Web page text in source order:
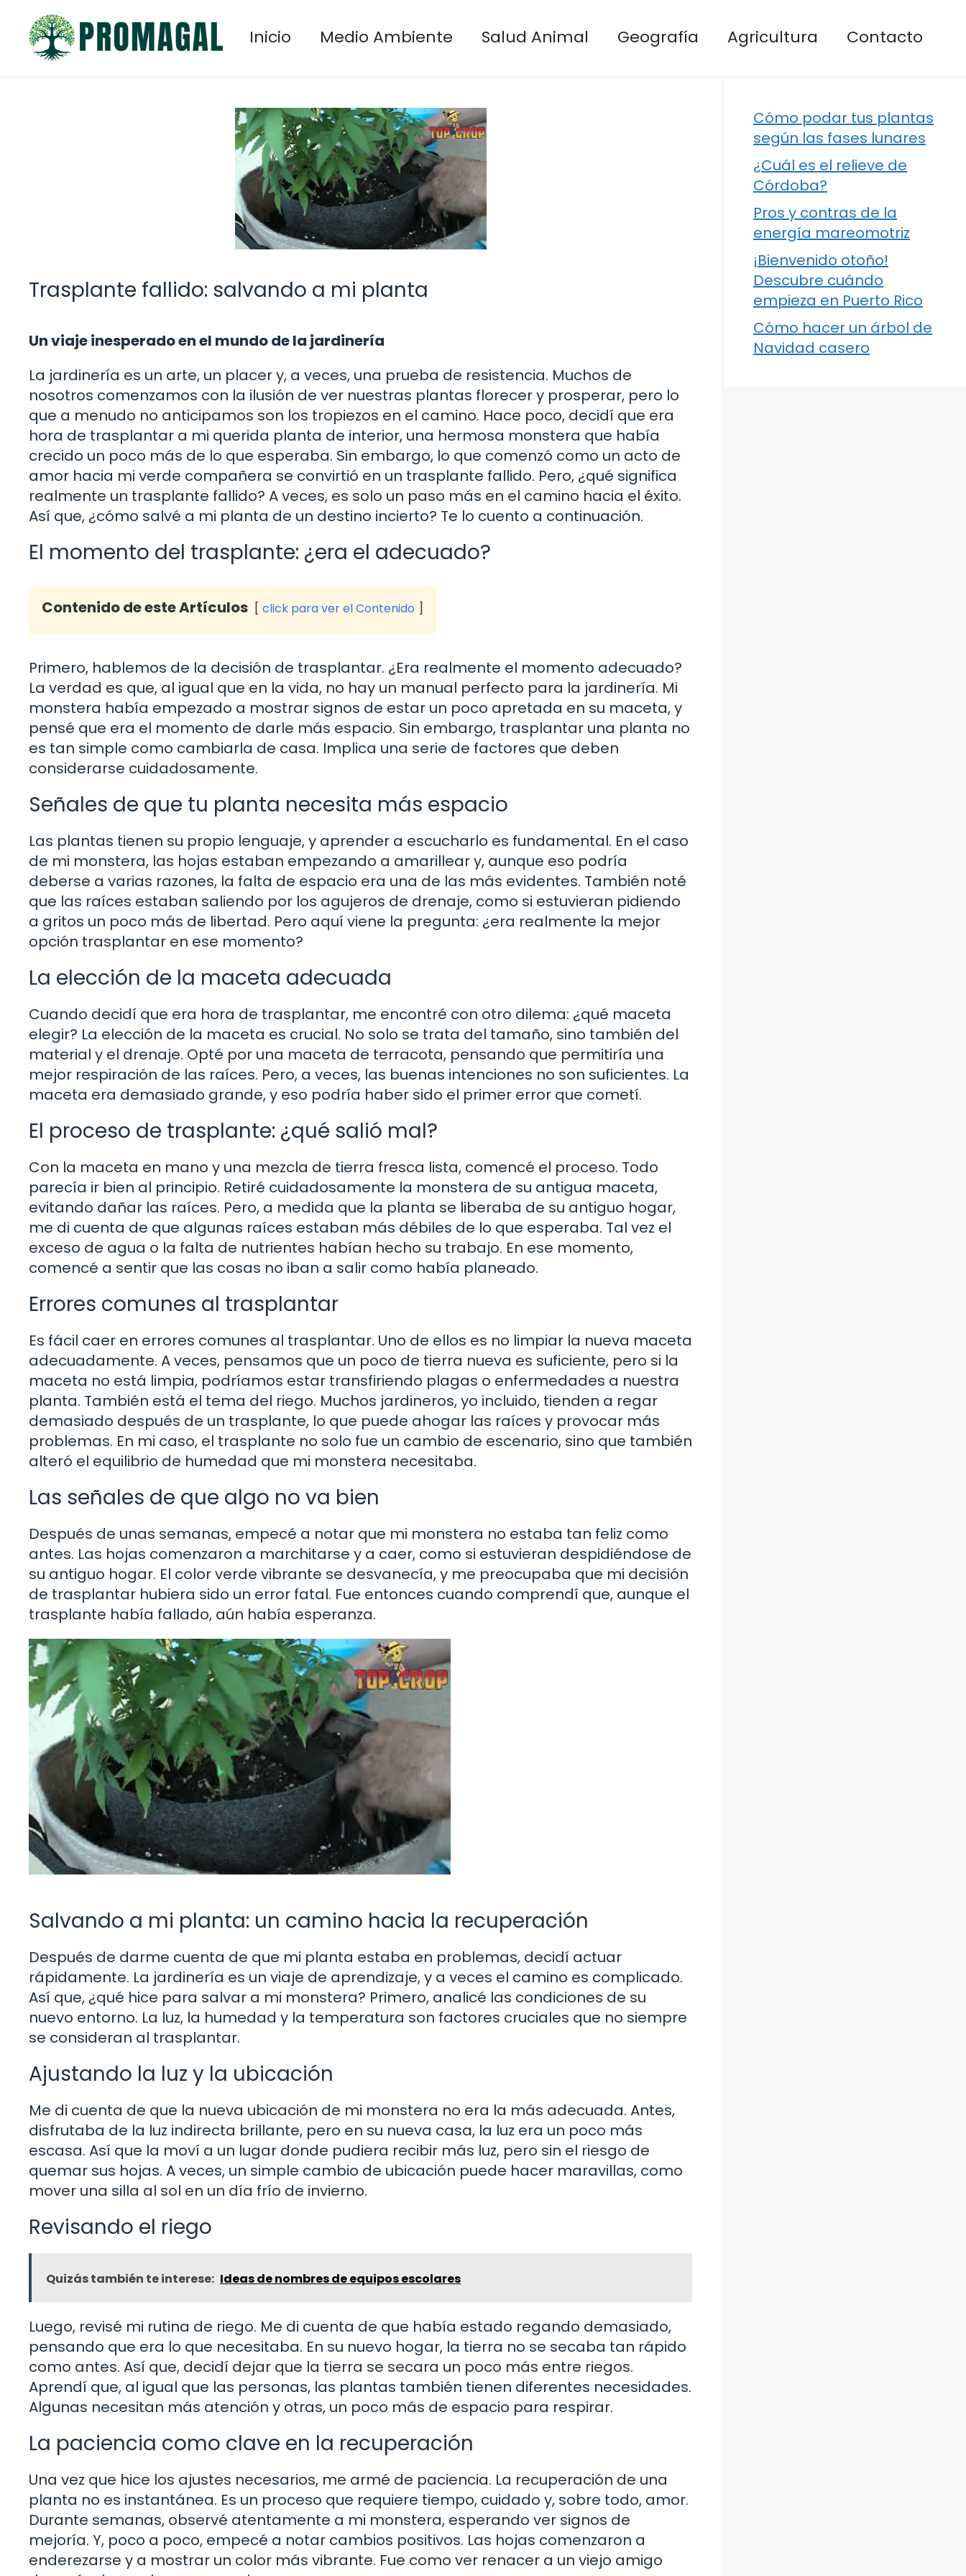
contenido
Inicio Medio Ambiente Salud Animal Geografía Agricultura Contacto
Trasplante fallido: salvando a mi planta
Un viaje inesperado en el mundo de la jardinería
La jardinería es un arte, un placer y, a veces, una prueba de resistencia. Muchos de
nosotros comenzamos con la ilusión de ver nuestras plantas florecer y prosperar, pero lo
que a menudo no anticipamos son los tropiezos en el camino. Hace poco, decidí que era
hora de trasplantar a mi querida planta de interior, una hermosa monstera que había
crecido un poco más de lo que esperaba. Sin embargo, lo que comenzó como un acto de
amor hacia mi verde compañera se convirtió en un trasplante fallido. Pero, ¿qué significa
realmente un trasplante fallido? A veces, es solo un paso más en el camino hacia el éxito.
Así que, ¿cómo salvé a mi planta de un destino incierto? Te lo cuento a continuación.
El momento del trasplante: ¿era el adecuado?
Contenido de este Artículos click para ver el Contenido
Primero, hablemos de la decisión de trasplantar. ¿Era realmente el momento adecuado?
La verdad es que, al igual que en la vida, no hay un manual perfecto para la jardinería. Mi
monstera había empezado a mostrar signos de estar un poco apretada en su maceta, y
pensé que era el momento de darle más espacio. Sin embargo, trasplantar una planta no
es tan simple como cambiarla de casa. Implica una serie de factores que deben
considerarse cuidadosamente.
Señales de que tu planta necesita más espacio
Las plantas tienen su propio lenguaje, y aprender a escucharlo es fundamental. En el caso
de mi monstera, las hojas estaban empezando a amarillear y, aunque eso podría
deberse a varias razones, la falta de espacio era una de las más evidentes. También noté
que las raíces estaban saliendo por los agujeros de drenaje, como si estuvieran pidiendo
a gritos un poco más de libertad. Pero aquí viene la pregunta: ¿era realmente la mejor
opción trasplantar en ese momento?
La elección de la maceta adecuada
Cuando decidí que era hora de trasplantar, me encontré con otro dilema: ¿qué maceta
elegir? La elección de la maceta es crucial. No solo se trata del tamaño, sino también del
material y el drenaje. Opté por una maceta de terracota, pensando que permitiría una
mejor respiración de las raíces. Pero, a veces, las buenas intenciones no son suficientes. La
maceta era demasiado grande, y eso podría haber sido el primer error que cometí.
El proceso de trasplante: ¿qué salió mal?
Con la maceta en mano y una mezcla de tierra fresca lista, comencé el proceso. Todo
parecía ir bien al principio. Retiré cuidadosamente la monstera de su antigua maceta,
evitando dañar las raíces. Pero, a medida que la planta se liberaba de su antiguo hogar,
me di cuenta de que algunas raíces estaban más débiles de lo que esperaba. Tal vez el
exceso de agua o la falta de nutrientes habían hecho su trabajo. En ese momento,
comencé a sentir que las cosas no iban a salir como había planeado.
Errores comunes al trasplantar
Es fácil caer en errores comunes al trasplantar. Uno de ellos es no limpiar la nueva maceta
adecuadamente. A veces, pensamos que un poco de tierra nueva es suficiente, pero si la
maceta no está limpia, podríamos estar transfiriendo plagas o enfermedades a nuestra
planta. También está el tema del riego. Muchos jardineros, yo incluido, tienden a regar
demasiado después de un trasplante, lo que puede ahogar las raíces y provocar más
problemas. En mi caso, el trasplante no solo fue un cambio de escenario, sino que también
alteró el equilibrio de humedad que mi monstera necesitaba.
Las señales de que algo no va bien
Después de unas semanas, empecé a notar que mi monstera no estaba tan feliz como
antes. Las hojas comenzaron a marchitarse y a caer, como si estuvieran despidiéndose de
su antiguo hogar. El color verde vibrante se desvanecía, y me preocupaba que mi decisión
de trasplantar hubiera sido un error fatal. Fue entonces cuando comprendí que, aunque el
trasplante había fallado, aún había esperanza.
Salvando a mi planta: un camino hacia la recuperación
Después de darme cuenta de que mi planta estaba en problemas, decidí actuar
rápidamente. La jardinería es un viaje de aprendizaje, y a veces el camino es complicado.
Así que, ¿qué hice para salvar a mi monstera? Primero, analicé las condiciones de su
nuevo entorno. La luz, la humedad y la temperatura son factores cruciales que no siempre
se consideran al trasplantar.
Ajustando la luz y la ubicación
Me di cuenta de que la nueva ubicación de mi monstera no era la más adecuada. Antes,
disfrutaba de la luz indirecta brillante, pero en su nueva casa, la luz era un poco más
escasa. Así que la moví a un lugar donde pudiera recibir más luz, pero sin el riesgo de
quemar sus hojas. A veces, un simple cambio de ubicación puede hacer maravillas, como
mover una silla al sol en un día frío de invierno.
Revisando el riego
Quizás también te interese: Ideas de nombres de equipos escolares
Luego, revisé mi rutina de riego. Me di cuenta de que había estado regando demasiado,
pensando que era lo que necesitaba. En su nuevo hogar, la tierra no se secaba tan rápido
como antes. Así que, decidí dejar que la tierra se secara un poco más entre riegos.
Aprendí que, al igual que las personas, las plantas también tienen diferentes necesidades.
Algunas necesitan más atención y otras, un poco más de espacio para respirar.
La paciencia como clave en la recuperación
Una vez que hice los ajustes necesarios, me armé de paciencia. La recuperación de una
planta no es instantánea. Es un proceso que requiere tiempo, cuidado y, sobre todo, amor.
Durante semanas, observé atentamente a mi monstera, esperando ver signos de
mejoría. Y, poco a poco, empecé a notar cambios positivos. Las hojas comenzaron a
enderezarse y a mostrar un color más vibrante. Fue como ver renacer a un viejo amigo
Cómo podar tus plantas
según las fases lunares
¿Cuál es el relieve de
Córdoba?
Pros y contras de la
energía mareomotriz
¡Bienvenido otoño!
Descubre cuándo
empieza en Puerto Rico
Cómo hacer un árbol de
Navidad casero